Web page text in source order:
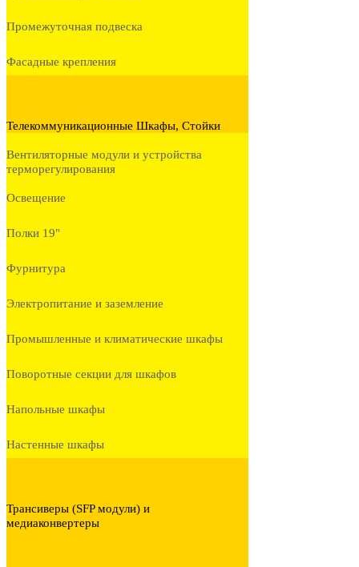
Промежуточная подвеска
Фасадные крепления
Телекоммуникационные Шкафы, Стойки
Вентиляторные модули и устройства
терморегулирования
Освещение
Полки 19"
Фурнитура
Электропитание и заземление
Промышленные и климатические шкафы
Поворотные секции для шкафов
Напольные шкафы
Настенные шкафы
Трансиверы (SFP модули) и
медиаконвертеры